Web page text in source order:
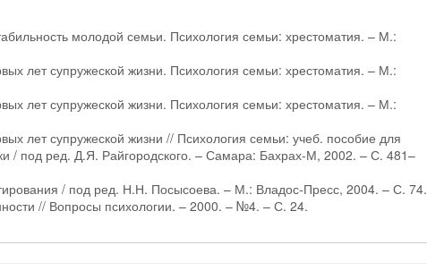
молодой семьи. Психология семьи: хрестоматия. – М.:
лет супружеской жизни. Психология семьи: хрестоматия. – М.:
лет супружеской жизни. Психология семьи: хрестоматия. – М.:
лет супружеской жизни // Психология семьи: учеб. пособие для
/ под ред. Д.Я. Райгородского. – Самара: Бахрах-М, 2002. – С. 481–
/ под ред. Н.Н. Посысоева. – М.: Владос-Пресс, 2004. – С. 74.
// Вопросы психологии. – 2000. – №4. – С. 24.